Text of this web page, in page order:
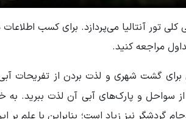
کلی تور آنتالیا می‌پردازد. برای کسب
مراجعه کنید.
برای گشت شهری و لذت بردن از تفریحات
گردشگر نیز زیاد است؛ بنابراین با علم بر